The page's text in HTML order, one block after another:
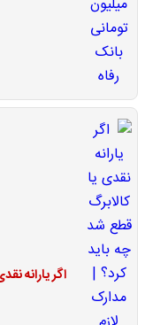
اگر یارانه